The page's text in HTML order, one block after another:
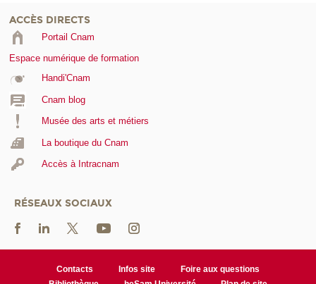
ACCÈS DIRECTS
Portail Cnam
Espace numérique de formation
Handi'Cnam
Cnam blog
Musée des arts et métiers
La boutique du Cnam
Accès à Intracnam
RÉSEAUX SOCIAUX
Contacts Infos site
Foire aux questions